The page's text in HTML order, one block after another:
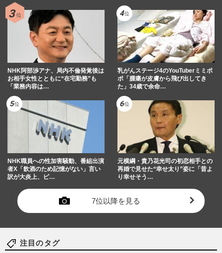
NHK阿部渉アナ、局内不倫発覚後は
お相手女性とともに“在宅勤務”も
「業務内容は…
乳がんステージ4のYouTuberミミポ
ポ「腫瘍が皮膚から飛び出してき
た」34歳で余命…
NHK職員への性加害騒動、番組出演
者X「飲酒のため記憶がない」言い
訳が大炎上、ピ…
元横綱・貴乃花光司の初恋相手との
再婚で見せた“幸せ太り”姿に「昔よ
り幸せそう…
7位以降を見る
注目のタグ